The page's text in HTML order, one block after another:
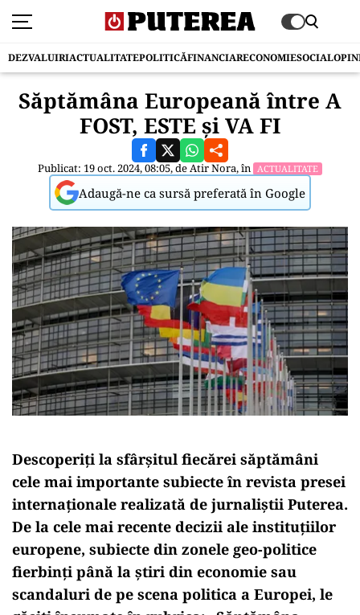
DEZVALUIRIACTUALITATEPOLITICĂFINANCIARECONOMIESOCIAL
Săptămâna Europeană între A
FOST, ESTE și VA FI
Publicat: 19 oct. 2024, 08:05, deAtir Nora, în ACTUALITATE
Adaugă-ne ca sursă preferată în Google
Descoperiți la sfârșitul fiecărei săptămâni
cele mai importante subiecte în revista presei
internaționale realizată de jurnaliștii Puterea.
De la cele mai recente decizii ale instituțiilor
europene, subiecte din zonele geo-politice
fierbinți până la știri din economie sau
scandaluri de pe scena politica a Europei, le